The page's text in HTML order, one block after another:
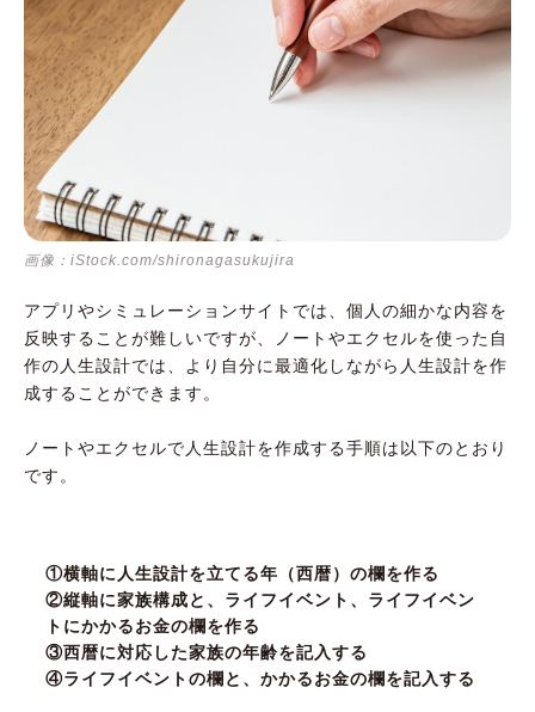
画像：iStock.com/shironagasukujira
アプリやシミュレーションサイトでは、個人の細かな内容を
反映することが難しいですが、ノートやエクセルを使った自
作の人生設計では、より自分に最適化しながら人生設計を作
成することができます。
ノートやエクセルで人生設計を作成する手順は以下のとおり
です。
①横軸に人生設計を立てる年（西暦）の欄を作る
②縦軸に家族構成と、ライフイベント、ライフイベン
トにかかるお金の欄を作る
③西暦に対応した家族の年齢を記入する
④ライフイベントの欄と、かかるお金の欄を記入する